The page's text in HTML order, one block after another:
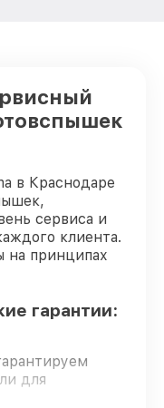
в Краснодаре
сервиса и
клиента.
на принципах
гарантии:
для